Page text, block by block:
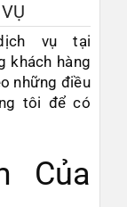
vụ tại
khách hàng
những điều
tôi để có
Của